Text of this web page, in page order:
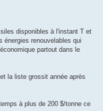
disponibles à l'instant T et
énergies renouvelables qui
partout dans le
la liste grossit année après
à plus de 200 $/tonne ce